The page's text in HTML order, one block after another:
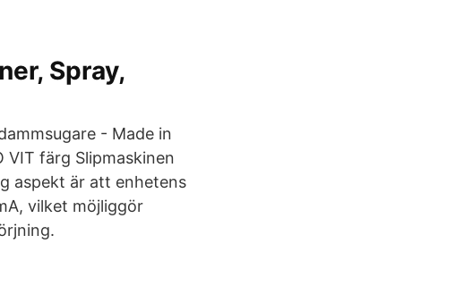
Spray,
- Made in
VIT färg Slipmaskinen
aspekt är att enhetens
vilket möjliggör